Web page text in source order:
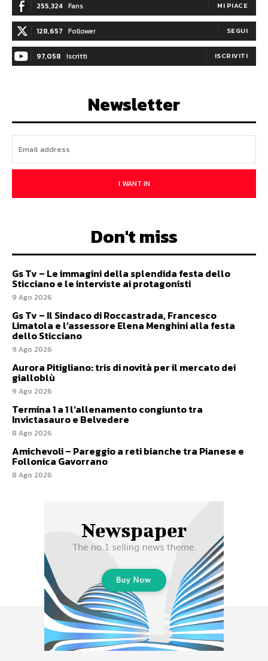
255,324 Fans MI PIACE
128,657 Follower SEGUI
97,058 Iscritti ISCRIVITI
Newsletter
I WANT IN
Don't miss
Gs Tv – Le immagini della splendida festa dello
Sticciano e le interviste ai protagonisti
9 Ago 2026
Gs Tv – Il Sindaco di Roccastrada, Francesco
Limatola e l’assessore Elena Menghini alla festa
dello Sticciano
9 Ago 2026
Aurora Pitigliano: tris di novità per il mercato dei
gialloblù
9 Ago 2026
Termina 1 a 1 l’allenamento congiunto tra
Invictasauro e Belvedere
8 Ago 2026
Amichevoli – Pareggio a reti bianche tra Pianese e
Follonica Gavorrano
8 Ago 2026